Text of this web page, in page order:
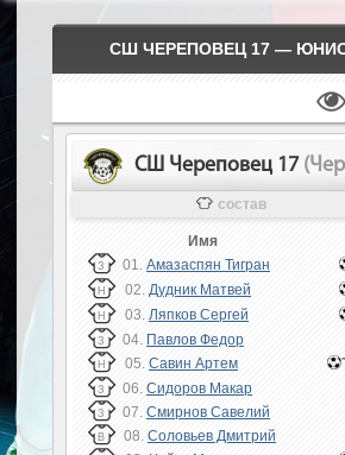
СШ ЧЕРЕПОВЕЦ 17 —
СШ Череповец 17
состав
Имя
З 01. Амазаспян Тигран
Н 02. Дудник Матвей
Н 03. Ляпков Сергей
З 04. Павлов Федор
Н 05. Савин Артем
З 06. Сидоров Макар
З 07. Смирнов Савелий
В 08. Соловьев Дмитрий